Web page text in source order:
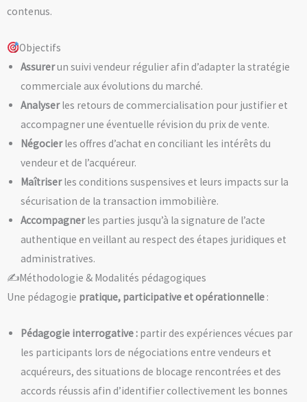
contenus.
Objectifs
Assurerun suivi vendeur régulier afin d’adapter la stratégie
commerciale aux évolutions du marché.
Analyserles retours de commercialisation pour justifier et
accompagner une éventuelle révision du prix de vente.
Négocierles offres d’achat en conciliant les intérêts du
vendeur et de l’acquéreur.
Maîtriserles conditions suspensives et leurs impacts sur la
sécurisation de la transaction immobilière.
Accompagnerles parties jusqu’à la signature de l’acte
authentique en veillant au respect des étapes juridiques et
administratives.
✍️Méthodologie & Modalités pédagogiques
Une pédagogie pratique, participative et opérationnelle :
Pédagogie interrogative : partir des expériences vécues par
les participants lors de négociations entre vendeurs et
acquéreurs, des situations de blocage rencontrées et des
accords réussis afin d’identifier collectivement les bonnes